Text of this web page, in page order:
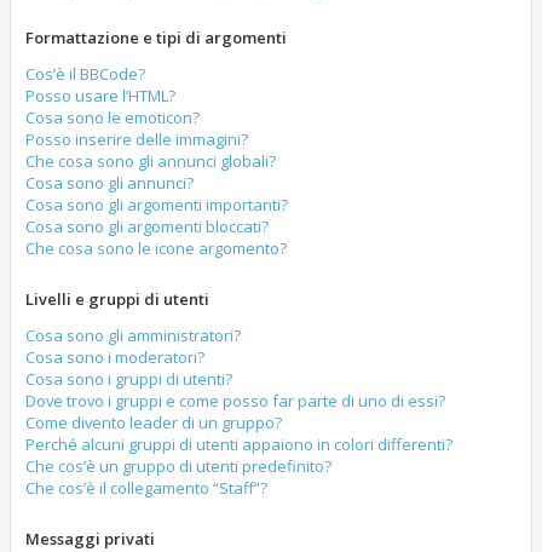
Formattazione e tipi di argomenti
Cos’è il BBCode?
Posso usare l’HTML?
Cosa sono le emoticon?
Posso inserire delle immagini?
Che cosa sono gli annunci globali?
Cosa sono gli annunci?
Cosa sono gli argomenti importanti?
Cosa sono gli argomenti bloccati?
Che cosa sono le icone argomento?
Livelli e gruppi di utenti
Cosa sono gli amministratori?
Cosa sono i moderatori?
Cosa sono i gruppi di utenti?
Dove trovo i gruppi e come posso far parte di uno di essi?
Come divento leader di un gruppo?
Perché alcuni gruppi di utenti appaiono in colori differenti?
Che cos’è un gruppo di utenti predefinito?
Che cos’è il collegamento “Staff”?
Messaggi privati